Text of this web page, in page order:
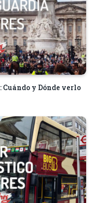
Cuándo y Dónde verlo